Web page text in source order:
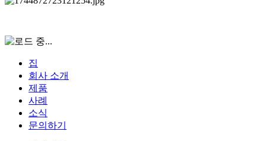
집
회사 소개
제품
사례
소식
문의하기